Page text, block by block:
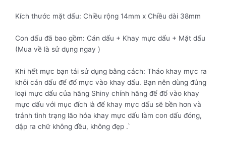
Kích thước mặt dấu: Chiều rộng 14mm x Chiều dài 38mm
Con dấu đã bao gồm: Cán dấu + Khay mực dấu + Mặt dấu
(Mua về là sử dụng ngay )
Khi hết mực bạn tái sử dụng bằng cách: Tháo khay mực ra
khỏi cán dấu để đổ mực vào khay dấu. Bạn nên dùng đúng
loại mực dấu của hãng Shiny chính hãng để đổ vào khay
mực dấu với mục đích là để khay mực dấu sẽ bền hơn và
tránh tình trạng lão hóa khay mực dấu làm con dấu đóng,
dập ra chữ không đều, không đẹp .`